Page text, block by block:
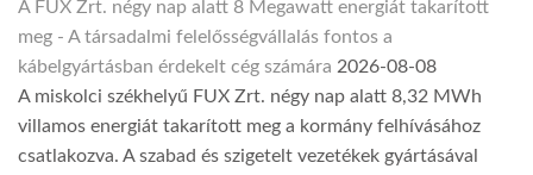
A FUX Zrt. négy nap alatt 8 Megawatt energiát takarított
meg - A társadalmi felelősségvállalás fontos a
kábelgyártásban érdekelt cég számára 2026-08-08
A miskolci székhelyű FUX Zrt. négy nap alatt 8,32 MWh
villamos energiát takarított meg a kormány felhívásához
csatlakozva. A szabad és szigetelt vezetékek gyártásával